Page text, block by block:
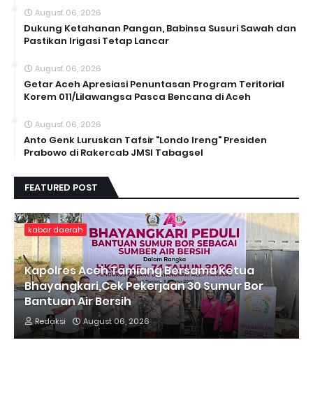
August 06, 2026
Dukung Ketahanan Pangan, Babinsa Susuri Sawah dan
Pastikan Irigasi Tetap Lancar
August 06, 2026
Getar Aceh Apresiasi Penuntasan Program Teritorial
Korem 011/Lilawangsa Pasca Bencana di Aceh ‎
August 06, 2026
Anto Genk Luruskan Tafsir "Londo Ireng" Presiden
Prabowo di Rakercab JMSI Tabagsel
FEATURED POST
kabar daerah
Kapolres Aceh Tamiang Bersama Ketua
Bhayangkari,Cek Pekerjaan 30 Sumur Bor
Bantuan Air Bersih
Redaksi August 06, 2026